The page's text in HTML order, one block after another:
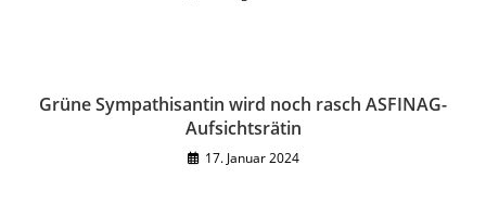
Grüne Sympathisantin wird noch rasch ASFINAG-
Aufsichtsrätin
17. Januar 2024